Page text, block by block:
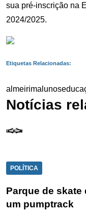
sua pré-inscrição na
2024/2025.
Etiquetas Relacionadas:
almeirimalunos
Notícias
POLÍTICA
Parque de skate
um pumptrack